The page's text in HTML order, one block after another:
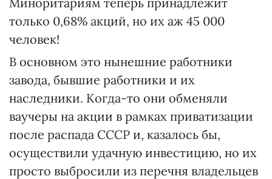
только 0,68% акций, но их аж 45 000
человек!
В основном это нынешние работники
завода, бывшие работники и их
наследники. Когда-то они обменяли
ваучеры на акции в рамках приватизации
после распада СССР и, казалось бы,
осуществили удачную инвестицию, но их
просто выбросили из перечня владельцев